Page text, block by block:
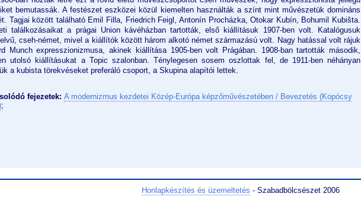
bemutassák. A festészet eszközei közül kiemelten használták a színt mint művészetük domináns
Tagjai között található Emil Filla, Friedrich Feigl, Antonín Procházka, Otokar Kubín, Bohumil Kubišta.
találkozásaikat a prágai Union kávéházban tartották, első kiállításuk 1907-ben volt. Katalógusuk
cseh-német, mivel a kiállítók között három alkotó német származású volt. Nagy hatással volt rájuk
Munch expresszionizmusa, akinek kiállítása 1905-ben volt Prágában. 1908-ban tartották második,
utolsó kiállításukat a Topic szalonban. Ténylegesen sosem oszlottak fel, de 1911-ben néhányan
a kubista törekvéseket preferáló csoport, a Skupina alapítói lettek.
fejezetek: A modernizmus kezdetei Közép-Európa képzőművészetében / Bevezetés (Kopócsy
;
Honlapkészítés és üzemeltetés - Szabadbölcsészet 2006